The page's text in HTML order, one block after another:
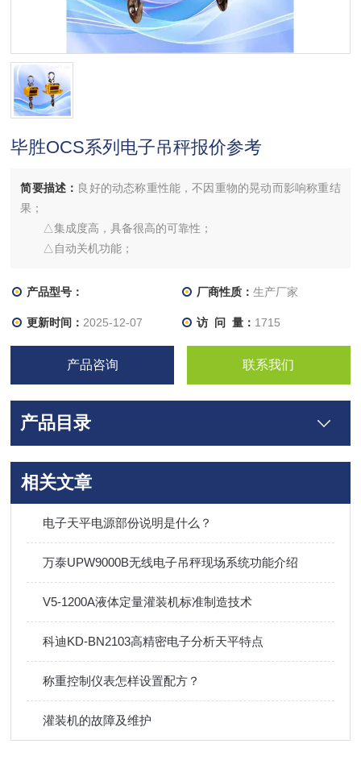
毕胜OCS系列电子吊秤报价参考
简要描述： 良好的动态称重性能，不因重物的晃动而影响称重结
果；
△集成度高，具备很高的可靠性；
△自动关机功能；
产品型号：
厂商性质： 生产厂家
更新时间： 2025-12-07 访 问 量： 1715
产品咨询 联系我们
产品目录
相关文章
电子天平电源部份说明是什么？
万泰UPW9000B无线电子吊秤现场系统功能介绍
V5-1200A液体定量灌装机标准制造技术
科迪KD-BN2103高精密电子分析天平特点
称重控制仪表怎样设置配方？
灌装机的故障及维护